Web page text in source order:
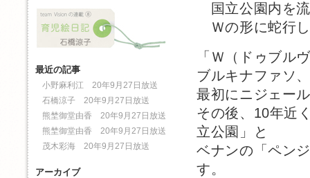
国立公園内を
Ｗの形に蛇行
「Ｗ（ドゥブル
ブルキナファソ
最初にニジェー
その後、10年近
立公園」と
ベナンの「ペン
す。
最近の記事
小野麻利江 20年9月27日放送
石橋涼子 20年9月27日放送
熊埜御堂由香 20年9月27日放送
熊埜御堂由香 20年9月27日放送
茂木彩海 20年9月27日放送
アーカイブ